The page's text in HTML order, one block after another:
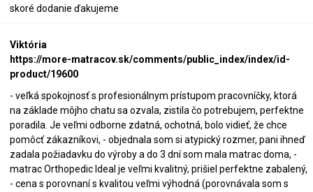
skoré dodanie ďakujeme
Viktória
https://more-matracov.sk/comments/public_index/index/id-
product/19600
- veľká spokojnosť s profesionálnym prístupom pracovníčky, ktorá
na základe môjho chatu sa ozvala, zistila čo potrebujem, perfektne
poradila. Je veľmi odborne zdatná, ochotná, bolo vidieť, že chce
pomôcť zákazníkovi, - objednala som si atypický rozmer, pani ihneď
zadala požiadavku do výroby a do 3 dní som mala matrac doma, -
matrac Orthopedic Ideal je veľmi kvalitný, prišiel perfektne zabalený,
- cena s porovnaní s kvalitou veľmi výhodná (porovnávala som s